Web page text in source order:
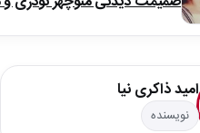
امید ذاکری نیا
نویسنده